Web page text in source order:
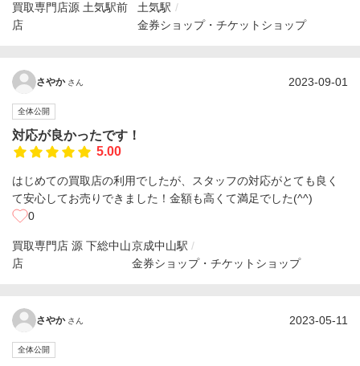
買取専門店源 土気駅前
店
土気駅
金券ショップ・チケットショップ
さやか さん 2023-09-01
全体公開
対応が良かったです！
5.00
はじめての買取店の利用でしたが、スタッフの対応がとても良く
て安心してお売りできました！金額も高くて満足でした(^^)
0
買取専門店 源 下総中山
店
京成中山駅
金券ショップ・チケットショップ
さやか さん 2023-05-11
全体公開